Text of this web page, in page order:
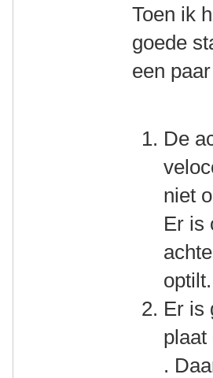
Toen ik
goede
een
De
niet
Er is
Er is
plaat
.